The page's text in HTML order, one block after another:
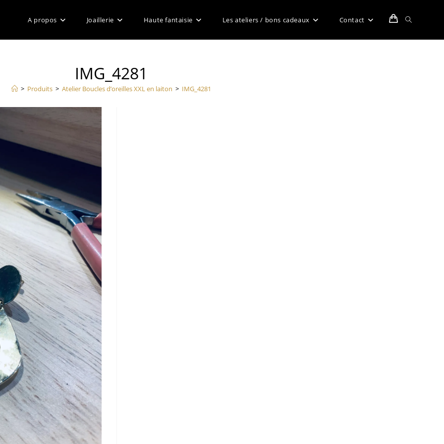
A propos Joaillerie Haute fantaisie Les ateliers / bons cadeaux Contact Toggle
IMG_4281
> Produits > Atelier Boucles d’oreilles XXL en laiton > IMG_4281